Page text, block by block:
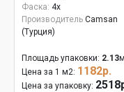
Фаска: 4x
Производитель Camsan
(Турция)
Площадь упаковки: 2.13
Цена за 1 м2: 1182р.
Цена за упаковку: